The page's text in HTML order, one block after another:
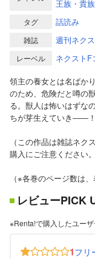
王族・貴族
タグ 話読み
雑誌 週刊ネク
レーベル
ネクストF
領主の養女とは名ばか
のため、危険だと噂の
る。獣人は怖いはずな
ちが芽生えていき――
（この作品は雑誌ネ
購入にご注意ください。
（※各巻のページ数は
レビューPICK
※Renta!で購入したユー
1フリ